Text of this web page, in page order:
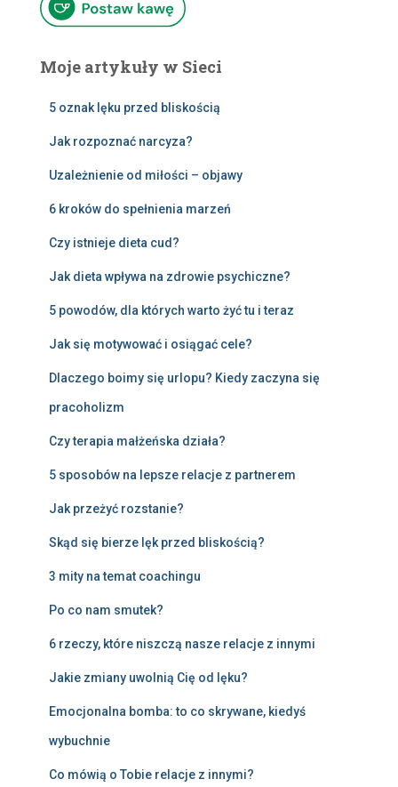
Moje artykuły w Sieci
5 oznak lęku przed bliskością
Jak rozpoznać narcyza?
Uzależnienie od miłości – objawy
6 kroków do spełnienia marzeń
Czy istnieje dieta cud?
Jak dieta wpływa na zdrowie psychiczne?
5 powodów, dla których warto żyć tu i teraz
Jak się motywować i osiągać cele?
Dlaczego boimy się urlopu? Kiedy zaczyna się
pracoholizm
Czy terapia małżeńska działa?
5 sposobów na lepsze relacje z partnerem
Jak przeżyć rozstanie?
Skąd się bierze lęk przed bliskością?
3 mity na temat coachingu
Po co nam smutek?
6 rzeczy, które niszczą nasze relacje z innymi
Jakie zmiany uwolnią Cię od lęku?
Emocjonalna bomba: to co skrywane, kiedyś
wybuchnie
Co mówią o Tobie relacje z innymi?